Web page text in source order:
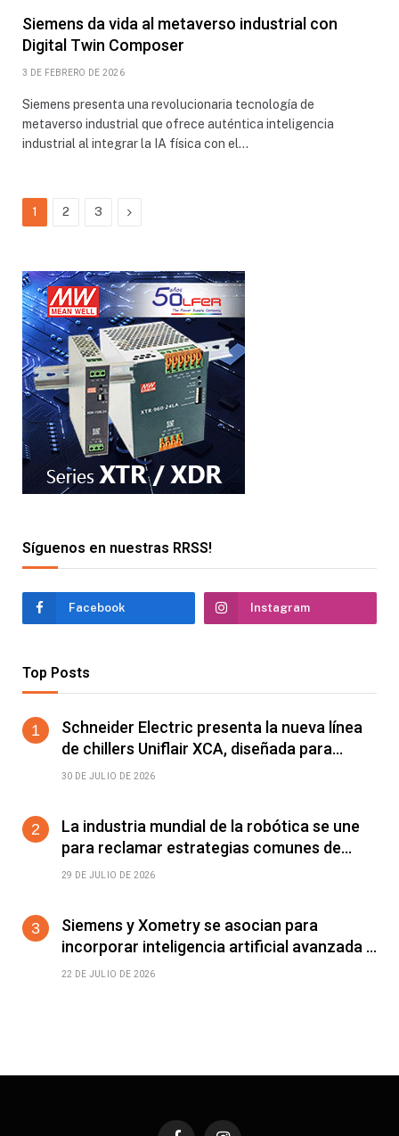
Siemens da vida al metaverso industrial con
Digital Twin Composer
3 DE FEBRERO DE 2026
Siemens presenta una revolucionaria tecnología de
metaverso industrial que ofrece auténtica inteligencia
industrial al integrar la IA física con el…
1 2 3 Next
Síguenos en nuestras RRSS!
Facebook Instagram
Top Posts
Schneider Electric presenta la nueva línea
de chillers Uniflair XCA, diseñada para
mejorar el rendimiento energético y la
30 DE JULIO DE 2026
La industria mundial de la robótica se une
para reclamar estrategias comunes de
automatización
29 DE JULIO DE 2026
Siemens y Xometry se asocian para
incorporar inteligencia artificial avanzada a
la cadena de suministro en Siemens
22 DE JULIO DE 2026